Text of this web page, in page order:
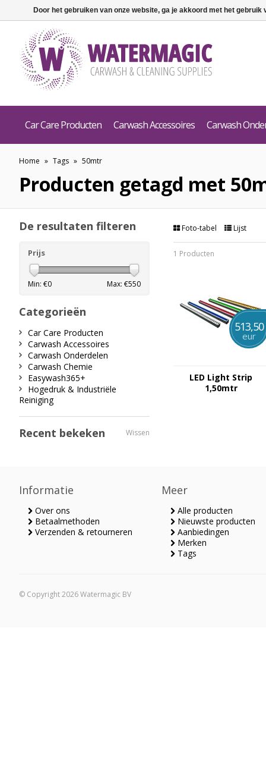
Car Care Producten Carwash Accessoires Carwash
Home » Tags » 50mtr
Producten getagd met
Foto-tabel Lijst
1 Producten
513,50
eur
LED Light Strip
1,50mtr
De resultaten filteren
Prijs
Min: €0 Max: €550
Categorieën
Car Care Producten
Carwash Accessoires
Carwash Onderdelen
Carwash Chemie
Easywash365+
Hogedruk & Industriële
Reiniging
Recent bekeken Wissen
Informatie
Over ons
Betaalmethoden
Verzenden & retourneren
Meer
Alle producten
Nieuwste producten
Aanbiedingen
Merken
Tags
© Copyright 2026 Watermagic BV
Door het gebruiken van onze website, ga je akkoord met het